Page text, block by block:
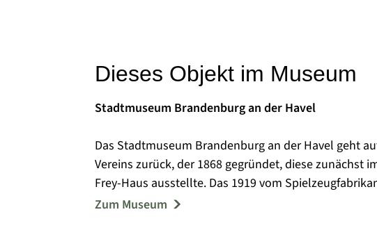
Dieses Objekt im Museum
Stadtmuseum Brandenburg an der Havel
Das Stadtmuseum Brandenburg an der Havel geht
Vereins zurück, der 1868 gegründet, diese zunächst
Frey-Haus ausstellte. Das 1919 vom
und dem Historischen Verein für die
Zum Museum